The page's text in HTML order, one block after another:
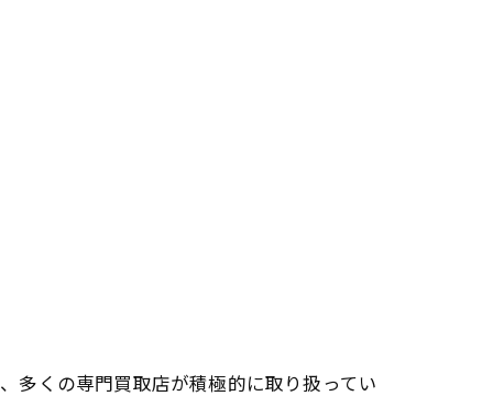
多くの専門買取店が積極的に取り扱ってい